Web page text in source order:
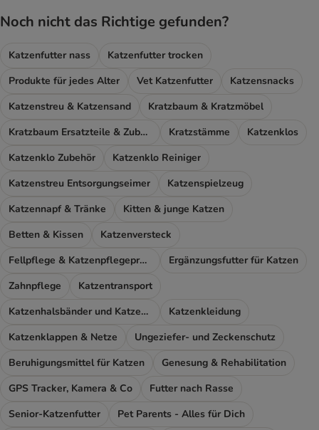
Noch nicht das Richtige gefunden?
Katzenfutter nass
Katzenfutter trocken
Produkte für jedes Alter
Vet Katzenfutter
Katzensnacks
Katzenstreu & Katzensand
Kratzbaum & Kratzmöbel
Kratzbaum Ersatzteile & Zubehör
Kratzstämme
Katzenklos
Katzenklo Zubehör
Katzenklo Reiniger
Katzenstreu Entsorgungseimer
Katzenspielzeug
Katzennapf & Tränke
Kitten & junge Katzen
Betten & Kissen
Katzenversteck
Fellpflege & Katzenpflegeprodukte
Ergänzungsfutter für Katzen
Zahnpflege
Katzentransport
Katzenhalsbänder und Katzengeschirr
Katzenkleidung
Katzenklappen & Netze
Ungeziefer- und Zeckenschutz
Beruhigungsmittel für Katzen
Genesung & Rehabilitation
GPS Tracker, Kamera & Co
Futter nach Rasse
Senior-Katzenfutter
Pet Parents - Alles für Dich